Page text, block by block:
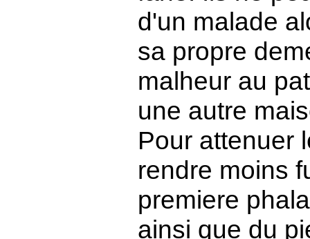
d'un malade
sa propre
malheur au
une autre
Pour attenuer
rendre moins
premiere
ainsi que du